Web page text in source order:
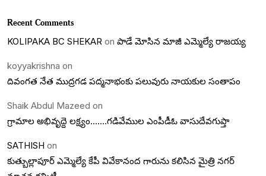
Recent Comments
KOLIPAKA BC SHEKAR on పాడే మోసిన మాజీ ఎమ్మెల్యే రాజయ్య
koyyakrishna on
దివంగత నేత ముద్రగడ పద్మనాభంకు పలువురు నాయకుల సంతాపం
Shaik Abdul Mazeed on
గ్రామాల అభివృద్దె లక్ష్యం…….గడివేముల ఎంపీడీఓ వాసుదేవగుప్తా
SATHISH on
కుత్బుల్లాపూర్ ఎమ్మెల్యే కేపీ వివేకానంద గారును కలిసిన మైత్రి నగర్